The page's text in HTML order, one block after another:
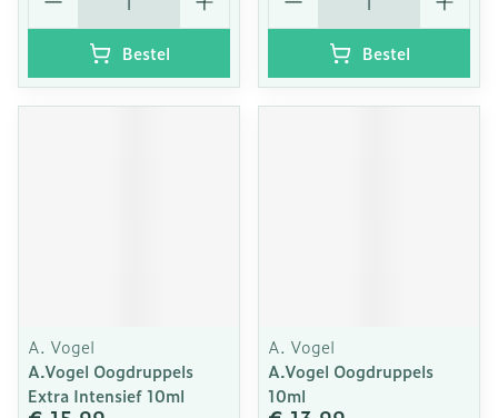
Bestel Bestel
A. Vogel
A.Vogel Oogdruppels
Extra Intensief 10ml
A. Vogel
A.Vogel Oogdruppels
10ml